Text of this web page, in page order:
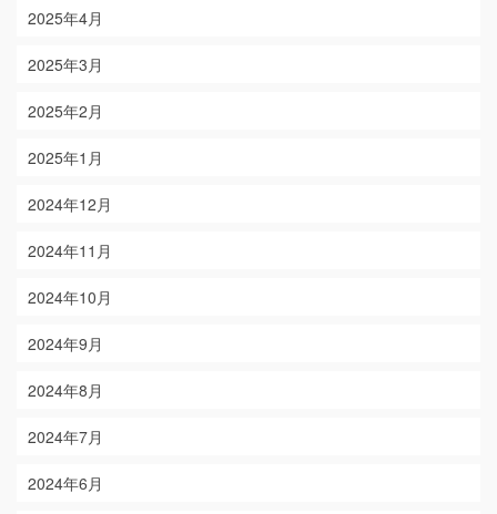
2025年4月
2025年3月
2025年2月
2025年1月
2024年12月
2024年11月
2024年10月
2024年9月
2024年8月
2024年7月
2024年6月